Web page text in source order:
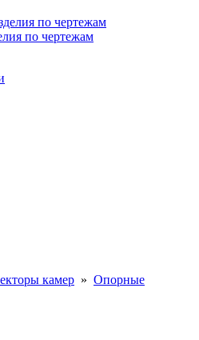
по чертежам
камер » Опорные